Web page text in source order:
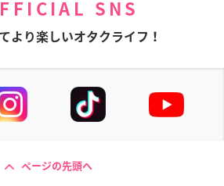
SNS
より楽しいオタクライフ！
ページの先頭へ